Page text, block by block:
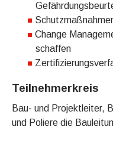
Change
schaffen
Teilnehmerkreis
Bau- und Projektleiter,
und Poliere die